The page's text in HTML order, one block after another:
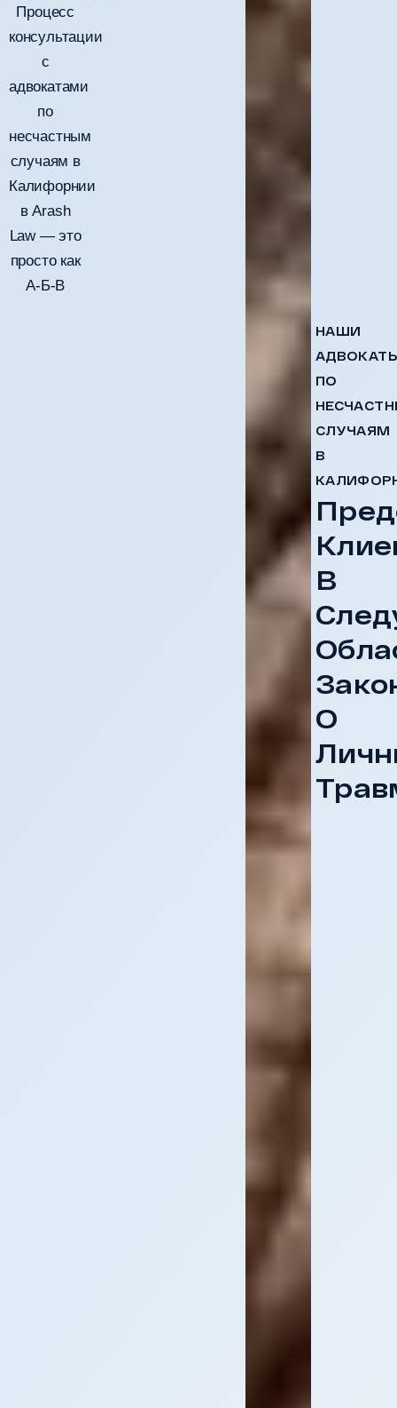
Процесс
консультации
с
адвокатами
по
несчастным
случаям в
Калифорнии
в Arash
Law — это
просто как
А-Б-В
НАШИ
ПО
СЛУЧАЯМ
В
В
О